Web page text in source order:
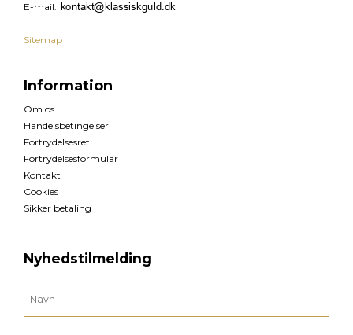
E-mail:
Sitemap
Information
Om os
Handelsbetingelser
Fortrydelsesret
Fortrydelsesformular
Kontakt
Cookies
Sikker betaling
Nyhedstilmelding